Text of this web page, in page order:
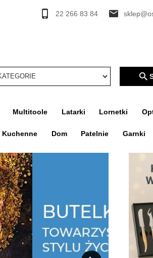
22 266 83 84
Multitoole Latarki Lornetki
Kuchenne Dom Patelnie Garnki